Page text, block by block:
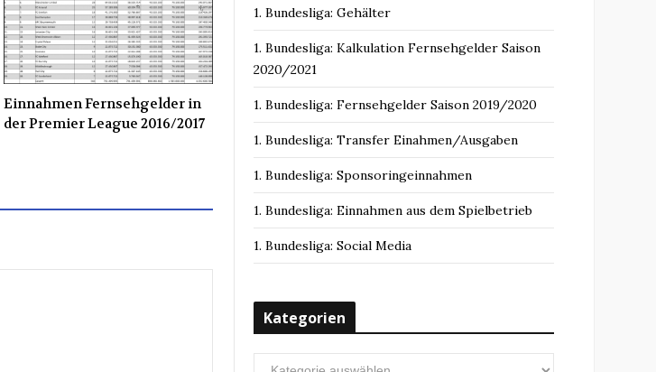
Einnahmen Fernsehgelder in
der Premier League 2016/2017
1. Bundesliga: Gehälter
1. Bundesliga: Kalkulation Fernsehgelder Saison
2020/2021
1. Bundesliga: Fernsehgelder Saison 2019/2020
1. Bundesliga: Transfer Einahmen/Ausgaben
1. Bundesliga: Sponsoringeinnahmen
1. Bundesliga: Einnahmen aus dem Spielbetrieb
1. Bundesliga: Social Media
Kategorien
Kategorien